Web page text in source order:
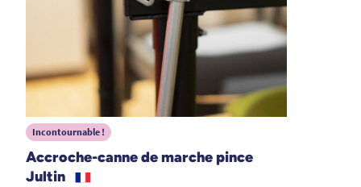
A. Anonymous
05/08/2023
très utile
A. Anonymous
Incontournable !
Accroche-canne de marche pince
Jultin